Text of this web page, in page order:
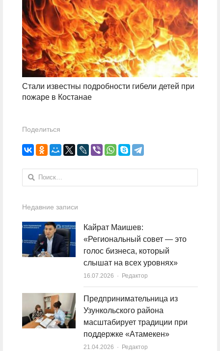
Стали известны подробности гибели детей при
пожаре в Костанае
Поделиться
Найти:
Недавние записи
Кайрат Маишев:
«Региональный совет — это
голос бизнеса, который
слышат на всех уровнях»
16.07.2026 Author
Редактор
Предпринимательница из
Узункольского района
масштабирует традиции при
поддержке «Атамекен»
21.04.2026 Author
Редактор